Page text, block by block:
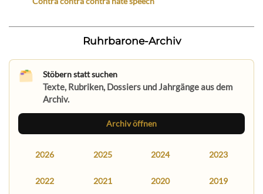
Ruhrbarone-Archiv
Stöbern statt suchen
Texte, Rubriken, Dossiers und Jahrgänge aus dem
Archiv.
Archiv öffnen
2026 2025 2024 2023
2022 2021 2020 2019